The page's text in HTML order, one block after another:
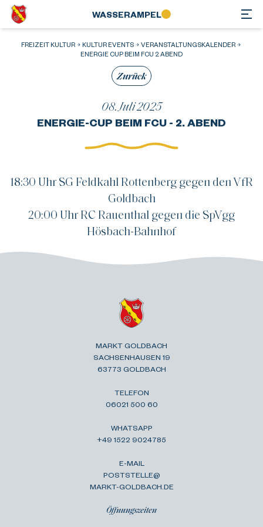
WASSER­AMPEL
Zurück
FREIZEIT KULTUR KULTUR EVENTS
VERANSTALTUNGSKALENDER
ENERGIE CUP BEIM FCU 2 ABEND
08. Juli 2025
ENERGIE-CUP BEIM FCU - 2. ABEND
18:30 Uhr SG Feldkahl Rottenberg gegen den VfR
Goldbach
20:00 Uhr RC Rauenthal gegen die SpVgg
Hösbach-Bahnhof
MARKT GOLDBACH
SACHSENHAUSEN 19
63773 GOLDBACH
TELEFON
06021 500 60
WHATSAPP
+49 1522 9024785
E-MAIL
POSTSTELLE@
MARKT-GOLDBACH.DE
Öffnungszeiten